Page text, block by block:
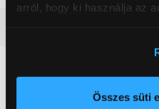
arról, hogy ki használja az
elhelyezkedéséről pár
Az Ön készülékén
Összes süti
Neked